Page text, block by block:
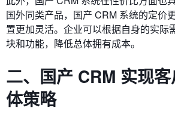
国外同类产品，国产 CRM 系统的定价
置更加灵活。企业可以根据自身的实际
块和功能，降低总体拥有成本。
二、国产 CRM 实现
体策略